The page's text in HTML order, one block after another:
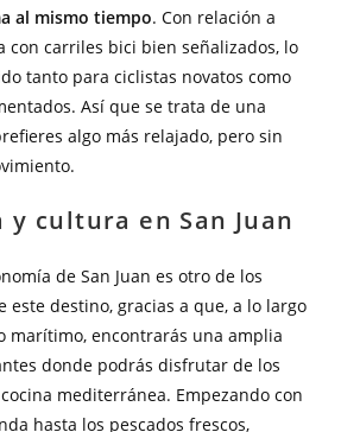
al mismo tiempo. Con relación a
con carriles bici bien señalizados, lo
tanto para ciclistas novatos como
Así que se trata de una
algo más relajado, pero sin
y cultura en San Juan
de San Juan es otro de los
este destino, gracias a que, a lo largo
marítimo, encontrarás una amplia
donde podrás disfrutar de los
mediterránea. Empezando con
hasta los pescados frescos,